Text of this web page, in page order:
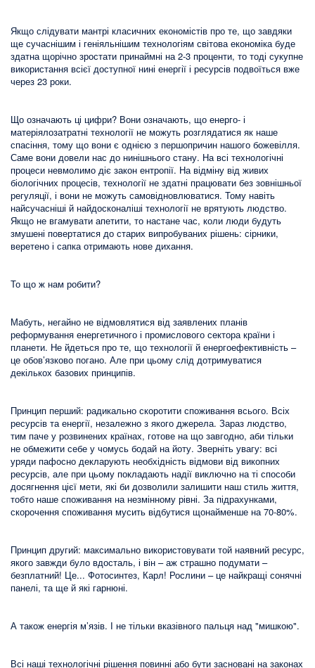
Якщо слідувати мантрі класичних економістів про те, що завдяки
ще сучаснішим і геніяльнішим технологіям світова економіка буде
здатна щорічно зростати принаймні на 2-3 проценти, то тоді сукупне
використання всієї доступної нині енергії і ресурсів подвоїться вже
через 23 роки.
Що означають ці цифри? Вони означають, що енерго- і
матеріялозатратні технології не можуть розглядатися як наше
спасіння, тому що вони є однією з першопричин нашого божевілля.
Саме вони довели нас до нинішнього стану. На всі технологічні
процеси невмолимо діє закон ентропії. На відміну від живих
біологічних процесів, технології не здатні працювати без зовнішньої
регуляції, і вони не можуть самовідновлюватися. Тому навіть
найсучасніші й найдосконаліші технології не врятують людство.
Якщо не вгамувати апетити, то настане час, коли люди будуть
змушені повертатися до старих випробуваних рішень: сірники,
веретено і сапка отримають нове дихання.
То що ж нам робити?
Мабуть, негайно не відмовлятися від заявлених планів
реформування енергетичного і промислового сектора країни і
планети. Не йдеться про те, що технології й енергоефективність –
це обов’язково погано. Але при цьому слід дотримуватися
декількох базових принципів.
Принцип перший: радикально скоротити споживання всього. Всіх
ресурсів та енергії, незалежно з якого джерела. Зараз людство,
тим паче у розвинених країнах, готове на що завгодно, аби тільки
не обмежити себе у чомусь бодай на йоту. Зверніть увагу: всі
уряди пафосно декларують необхідність відмови від викопних
ресурсів, але при цьому покладають надії виключно на ті способи
досягнення цієї мети, які би дозволили залишити наш стиль життя,
тобто наше споживання на незмінному рівні. За підрахунками,
скорочення споживання мусить відбутися щонайменше на 70-80%.
Принцип другий: максимально використовувати той наявний ресурс,
якого завжди було вдосталь, і він – аж страшно подумати –
безплатний! Це... Фотосинтез, Карл! Рослини – це найкращі сонячні
панелі, та ще й які гарнюні.
А також енергія м’язів. І не тільки вказівного пальця над "мишкою".
Всі наші технологічні рішення повинні або бути засновані на законах